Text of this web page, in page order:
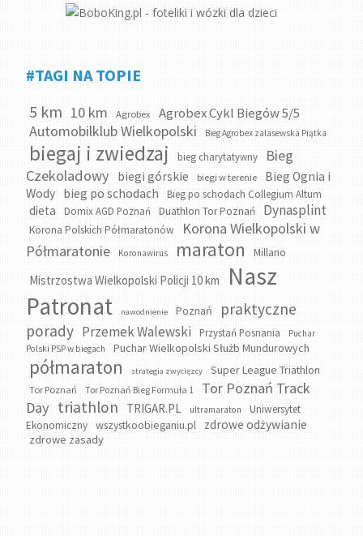
#TAGI NA TOPIE
5 km 10 km Agrobex Agrobex Cykl Biegów 5/5
Automobilklub Wielkopolski Bieg Agrobex zalasewska Piątka
biegaj i zwiedzaj bieg charytatywny
Bieg
Czekoladowy
biegi górskie biegi w terenie
Bieg Ognia i
Wody bieg po schodach Bieg po schodach Collegium Altum
dieta Domix AGD Poznań Duathlon Tor Poznań Dynasplint
Korona Polskich Półmaratonów
Korona Wielkopolski w
Półmaratonie
Koronawirus maraton Millano
Mistrzostwa Wielkopolski Policji 10 km
Nasz
Patronat
nawodnienie Poznań
praktyczne
porady Przemek Walewski Przystań Posnania
Puchar
Polski PSP w biegach
Puchar Wielkopolski Służb Mundurowych
półmaraton strategia zwycięzcy Super League Triathlon
Tor Poznań Tor Poznań Bieg Formuła 1
Tor Poznań Track
Day triathlon TRIGAR.PL ultramaraton
Uniwersytet
Ekonomiczny
wszystkoobieganiu.pl zdrowe odżywianie
zdrowe zasady